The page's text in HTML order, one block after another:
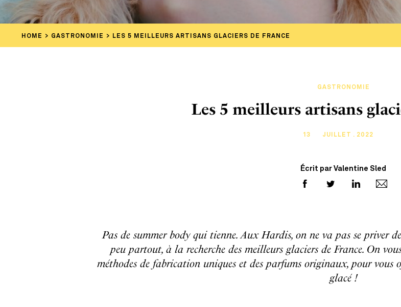
HOME GASTRONOMIE LES 5 MEILLEURS ARTISANS GLACIERS DE FRANCE
GASTRONOMIE
Les 5 meilleurs artisans
13 JUILLET . 2022
Écrit par Valentine Sled
Pas de summer body qui tienne. Aux Hardis, on ne va pas se priver
peu partout, à la recherche des meilleurs glaciers de France. On
méthodes de fabrication uniques et des parfums originaux, pour
glacé !